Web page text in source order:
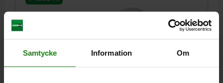
Samtycke Information Om